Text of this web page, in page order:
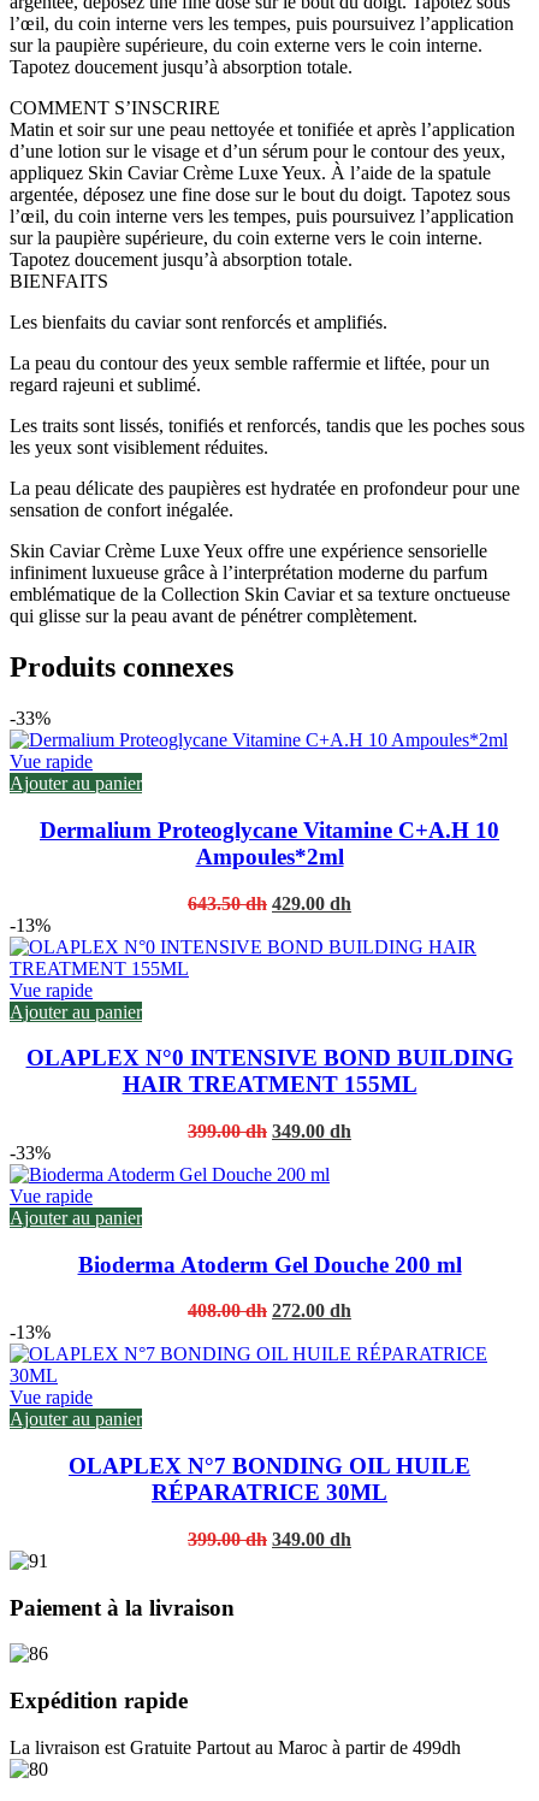
l’œil, du coin interne vers les tempes, puis poursuivez l’application
sur la paupière supérieure, du coin externe vers le coin interne.
Tapotez doucement jusqu’à absorption totale.
COMMENT S’INSCRIRE
Matin et soir sur une peau nettoyée et tonifiée et après l’application
d’une lotion sur le visage et d’un sérum pour le contour des yeux,
appliquez Skin Caviar Crème Luxe Yeux. À l’aide de la spatule
argentée, déposez une fine dose sur le bout du doigt. Tapotez sous
l’œil, du coin interne vers les tempes, puis poursuivez l’application
sur la paupière supérieure, du coin externe vers le coin interne.
Tapotez doucement jusqu’à absorption totale.
BIENFAITS
Les bienfaits du caviar sont renforcés et amplifiés.
La peau du contour des yeux semble raffermie et liftée, pour un
regard rajeuni et sublimé.
Les traits sont lissés, tonifiés et renforcés, tandis que les poches sous
les yeux sont visiblement réduites.
La peau délicate des paupières est hydratée en profondeur pour une
sensation de confort inégalée.
Skin Caviar Crème Luxe Yeux offre une expérience sensorielle
infiniment luxueuse grâce à l’interprétation moderne du parfum
emblématique de la Collection Skin Caviar et sa texture onctueuse
qui glisse sur la peau avant de pénétrer complètement.
Produits connexes
-33%
Vue rapide
Ajouter au panier
Dermalium Proteoglycane Vitamine C+A.H 10
Ampoules*2ml
643.50dh Original
was:
429.00 dh
is:
-13%
Vue rapide
Ajouter au panier
OLAPLEX N°0 INTENSIVE BOND BUILDING
HAIR TREATMENT 155ML
399.00dh Original
was:
349.00 dh
-33%
Vue rapide
Ajouter au panier
Bioderma Atoderm Gel Douche 200 ml
408.00dh Original
was:
272.00 dh
is:
-13%
Vue rapide
Ajouter au panier
OLAPLEX N°7 BONDING OIL HUILE
RÉPARATRICE 30ML
399.00dh Original
349.00 dh
Paiement à la livraison
Expédition rapide
La livraison est Gratuite Partout au Maroc à partir de 499dh